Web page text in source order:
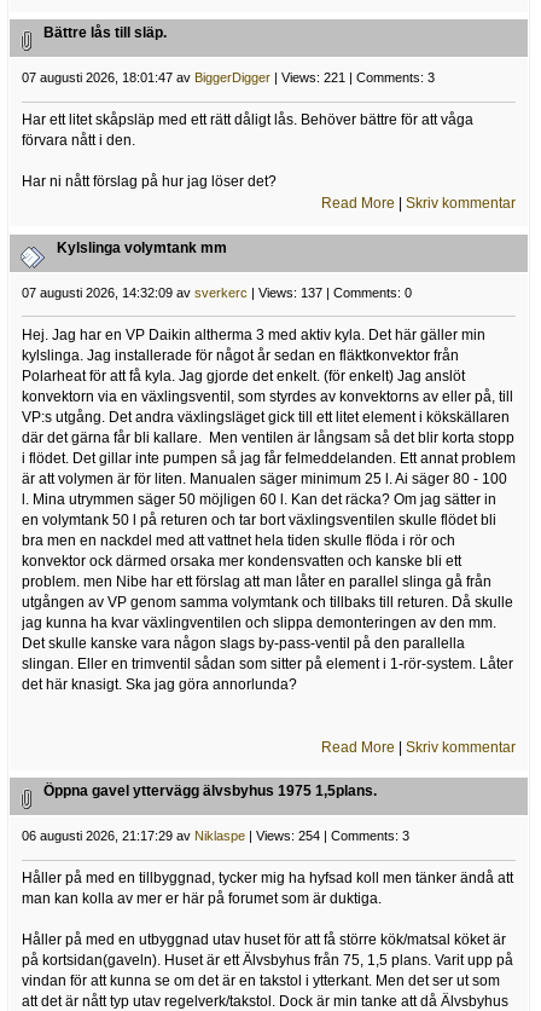
Bättre lås till släp.
07 augusti 2026, 18:01:47 av BiggerDigger| Views: 221 | Comments: 3
Har ett litet skåpsläp med ett rätt dåligt lås. Behöver bättre för att våga
förvara nått i den.
Har ni nått förslag på hur jag löser det?
Read More |Skriv kommentar
Kylslinga volymtank mm
07 augusti 2026, 14:32:09 av sverkerc | Views: 137 | Comments: 0
Hej. Jag har en VP Daikin altherma 3 med aktiv kyla. Det här gäller min
kylslinga. Jag installerade för något år sedan en fläktkonvektor från
Polarheat för att få kyla. Jag gjorde det enkelt. (för enkelt) Jag anslöt
konvektorn via en växlingsventil, som styrdes av konvektorns av eller på, till
VP:s utgång. Det andra växlingsläget gick till ett litet element i kökskällaren
där det gärna får bli kallare. Men ventilen är långsam så det blir korta stopp
i flödet. Det gillar inte pumpen så jag får felmeddelanden. Ett annat problem
är att volymen är för liten. Manualen säger minimum 25 l. Ai säger 80 - 100
l. Mina utrymmen säger 50 möjligen 60 l. Kan det räcka? Om jag sätter in
en volymtank 50 l på returen och tar bort växlingsventilen skulle flödet bli
bra men en nackdel med att vattnet hela tiden skulle flöda i rör och
konvektor ock därmed orsaka mer kondensvatten och kanske bli ett
problem. men Nibe har ett förslag att man låter en parallel slinga gå från
utgången av VP genom samma volymtank och tillbaks till returen. Då skulle
jag kunna ha kvar växlingventilen och slippa demonteringen av den mm.
Det skulle kanske vara någon slags by-pass-ventil på den parallella
slingan. Eller en trimventil sådan som sitter på element i 1-rör-system. Låter
det här knasigt. Ska jag göra annorlunda?
Read More |Skriv kommentar
Öppna gavel yttervägg älvsbyhus 1975 1,5plans.
06 augusti 2026, 21:17:29 av Niklaspe| Views: 254 | Comments: 3
Håller på med en tillbyggnad, tycker mig ha hyfsad koll men tänker ändå att
man kan kolla av mer er här på forumet som är duktiga.
Håller på med en utbyggnad utav huset för att få större kök/matsal köket är
på kortsidan(gaveln). Huset är ett Älvsbyhus från 75, 1,5 plans. Varit upp på
vindan för att kunna se om det är en takstol i ytterkant. Men det ser ut som
att det är nått typ utav regelverk/takstol. Dock är min tanke att då Älvsbyhus